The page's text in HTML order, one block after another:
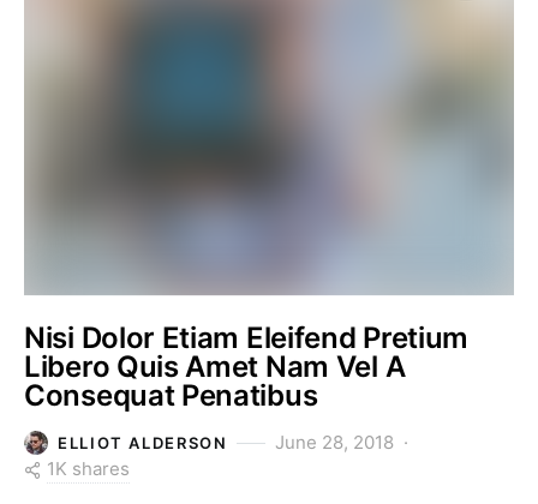
Nisi Dolor Etiam Eleifend Pretium
Libero Quis Amet Nam Vel A
Consequat Penatibus
ELLIOT ALDERSON
June 28, 2018
1K shares